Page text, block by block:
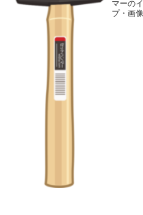
マーの
プ・画